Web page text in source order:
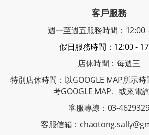
客戶服務
週一至週五服務時間：12:00
假日服務時間：12:00 -
店休時間：每週三
特別店休時間：以GOOGLE MAP所示
考GOOGLE MAP。或來電詢
客服專線：03-4629329
客服信箱：